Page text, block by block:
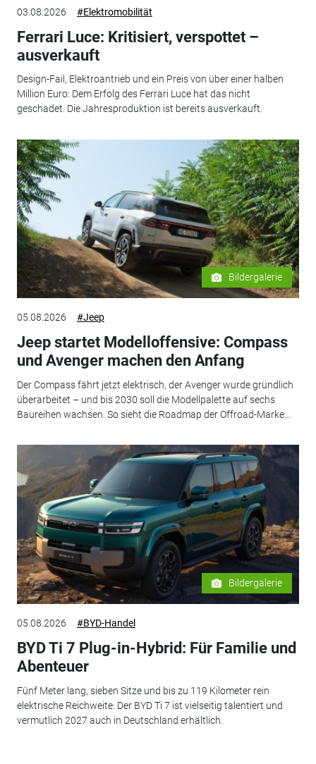
03.08.2026 #Elektromobilität
Ferrari Luce: Kritisiert, verspottet –
ausverkauft
Design-Fail, Elektroantrieb und ein Preis von über einer halben
Million Euro: Dem Erfolg des Ferrari Luce hat das nicht
geschadet. Die Jahresproduktion ist bereits ausverkauft.
Bildergalerie
05.08.2026 #Jeep
Jeep startet Modelloffensive: Compass
und Avenger machen den Anfang
Der Compass fährt jetzt elektrisch, der Avenger wurde gründlich
überarbeitet – und bis 2030 soll die Modellpalette auf sechs
Baureihen wachsen. So sieht die Roadmap der Offroad-Marke...
Bildergalerie
05.08.2026 #BYD-Handel
BYD Ti 7 Plug-in-Hybrid: Für Familie und
Abenteuer
Fünf Meter lang, sieben Sitze und bis zu 119 Kilometer rein
elektrische Reichweite: Der BYD Ti 7 ist vielseitig talentiert und
vermutlich 2027 auch in Deutschland erhältlich.